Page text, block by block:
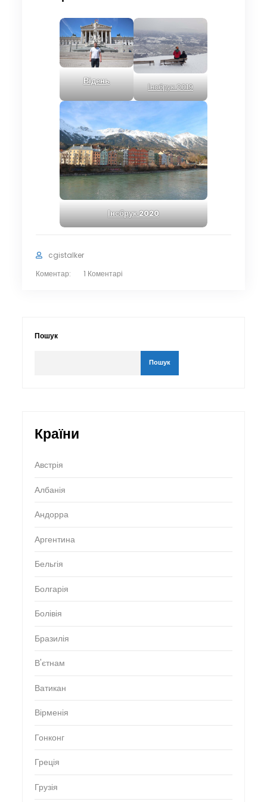
Відень
Інсбрук 2019
Інсбрук 2020
cgistalker
Коментар:
1 Коментарі
Пошук
Пошук
Країни
Австрія
Албанія
Андорра
Аргентина
Бельгія
Болгарія
Болівія
Бразилія
В'єтнам
Ватикан
Вірменія
Гонконг
Греція
Грузія